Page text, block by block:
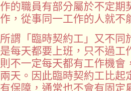
作的職員有部分屬於不定期
作，從事同一工作的人就不
所謂「臨時契約工」又不同
是每天都要上班，只不過工
則不一定每天都有工作機會
兩天。因此臨時契約工比起
有保障，通常也不會有固定